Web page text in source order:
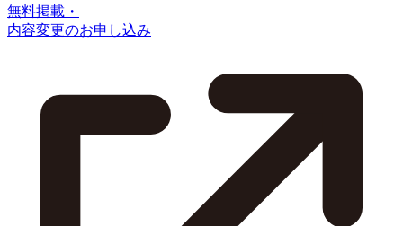
無料掲載・
内容変更のお申し込み